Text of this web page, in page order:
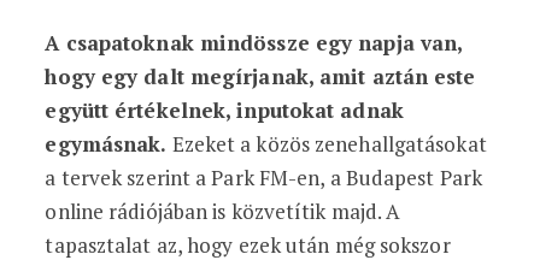
A csapatoknak mindössze egy napja van,
hogy egy dalt megírjanak, amit aztán este
együtt értékelnek, inputokat adnak
egymásnak. Ezeket a közös zenehallgatásokat
a tervek szerint a Park FM-en, a Budapest Park
online rádiójában is közvetítik majd. A
tapasztalat az, hogy ezek után még sokszor